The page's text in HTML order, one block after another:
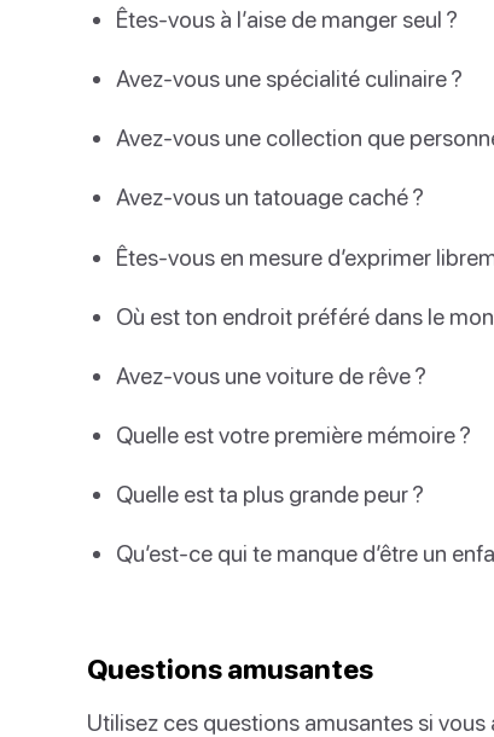
Êtes-vous à l’aise de manger seul ?
Avez-vous une spécialité culinaire ?
Avez-vous une collection que
Avez-vous un tatouage caché ?
Êtes-vous en mesure d’exprimer
Où est ton endroit préféré dans le
Avez-vous une voiture de rêve ?
Quelle est votre première mémoire ?
Quelle est ta plus grande peur ?
Qu’est-ce qui te manque d’être un
Questions amusantes
Utilisez ces questions amusantes si